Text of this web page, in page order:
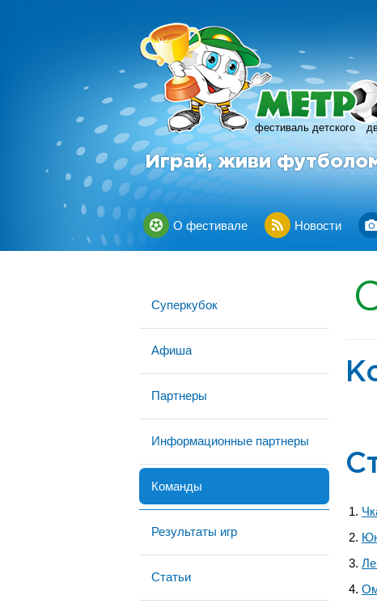
фестиваль детского
Играй, живи
О фестивале Новости
Суперкубок
Афиша
Партнеры
Информационные партнеры
Команды
Результаты игр
Статьи